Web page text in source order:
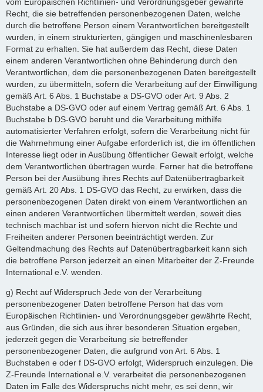
Recht, die sie betreffenden personenbezogenen Daten, welche
durch die betroffene Person einem Verantwortlichen bereitgestellt
wurden, in einem strukturierten, gängigen und maschinenlesbaren
Format zu erhalten. Sie hat außerdem das Recht, diese Daten
einem anderen Verantwortlichen ohne Behinderung durch den
Verantwortlichen, dem die personenbezogenen Daten bereitgestellt
wurden, zu übermitteln, sofern die Verarbeitung auf der Einwilligung
gemäß Art. 6 Abs. 1 Buchstabe a DS-GVO oder Art. 9 Abs. 2
Buchstabe a DS-GVO oder auf einem Vertrag gemäß Art. 6 Abs. 1
Buchstabe b DS-GVO beruht und die Verarbeitung mithilfe
automatisierter Verfahren erfolgt, sofern die Verarbeitung nicht für
die Wahrnehmung einer Aufgabe erforderlich ist, die im öffentlichen
Interesse liegt oder in Ausübung öffentlicher Gewalt erfolgt, welche
dem Verantwortlichen übertragen wurde. Ferner hat die betroffene
Person bei der Ausübung ihres Rechts auf Datenübertragbarkeit
gemäß Art. 20 Abs. 1 DS-GVO das Recht, zu erwirken, dass die
personenbezogenen Daten direkt von einem Verantwortlichen an
einen anderen Verantwortlichen übermittelt werden, soweit dies
technisch machbar ist und sofern hiervon nicht die Rechte und
Freiheiten anderer Personen beeinträchtigt werden. Zur
Geltendmachung des Rechts auf Datenübertragbarkeit kann sich
die betroffene Person jederzeit an einen Mitarbeiter der Z-Freunde
International e.V. wenden.
g) Recht auf Widerspruch Jede von der Verarbeitung
personenbezogener Daten betroffene Person hat das vom
Europäischen Richtlinien- und Verordnungsgeber gewährte Recht,
aus Gründen, die sich aus ihrer besonderen Situation ergeben,
jederzeit gegen die Verarbeitung sie betreffender
personenbezogener Daten, die aufgrund von Art. 6 Abs. 1
Buchstaben e oder f DS-GVO erfolgt, Widerspruch einzulegen. Die
Z-Freunde International e.V. verarbeitet die personenbezogenen
Daten im Falle des Widerspruchs nicht mehr, es sei denn, wir